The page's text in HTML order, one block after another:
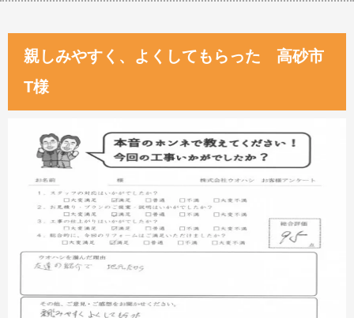
親しみやすく、よくしてもらった 高砂市
T様